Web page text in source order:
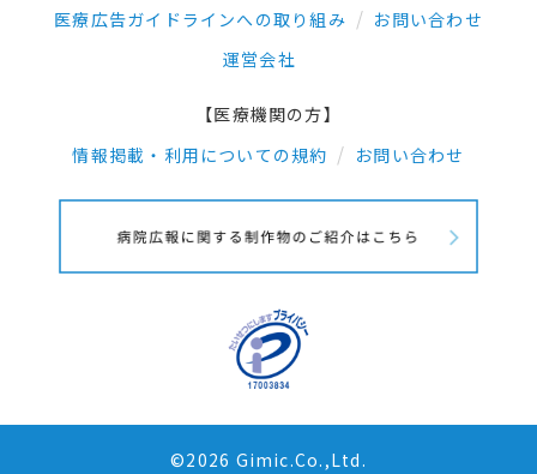
医療広告ガイドラインへの取り組み
お問い合わせ
運営会社
【医療機関の方】
情報掲載・利用についての規約
お問い合わせ
©2026 Gimic.Co.,Ltd.